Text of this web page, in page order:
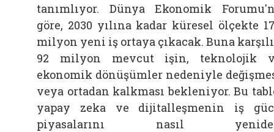
tanımlıyor. Dünya Ekonomik
göre, 2030 yılına kadar küresel ölçekte
milyon yeni iş ortaya çıkacak. Buna
92 milyon mevcut işin, teknolojik
ekonomik dönüşümler nedeniyle
veya ortadan kalkması bekleniyor. Bu
yapay zeka ve dijitalleşmenin iş
piyasalarını nasıl